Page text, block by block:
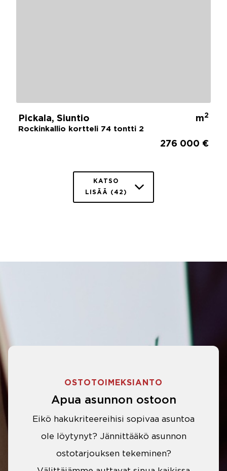
Pickala, Siuntio
Rockinkallio kortteli 74 tontti 2
m2
276 000 €
KATSO
LISÄÄ (42)
OSTOTOIMEKSIANTO
Apua asunnon ostoon
Eikö hakukriteereihisi sopivaa asuntoa
ole löytynyt? Jännittääkö asunnon
ostotarjouksen tekeminen?